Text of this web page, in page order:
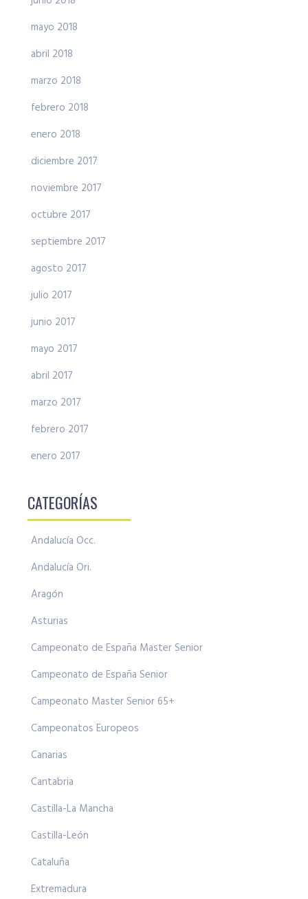
mayo 2018
abril 2018
marzo 2018
febrero 2018
enero 2018
diciembre 2017
noviembre 2017
octubre 2017
septiembre 2017
agosto 2017
julio 2017
junio 2017
mayo 2017
abril 2017
marzo 2017
febrero 2017
enero 2017
CATEGORÍAS
Andalucía Occ.
Andalucía Ori.
Aragón
Asturias
Campeonato de España Master Senior
Campeonato de España Senior
Campeonato Master Senior 65+
Campeonatos Europeos
Canarias
Cantabria
Castilla-La Mancha
Castilla-León
Cataluña
Extremadura